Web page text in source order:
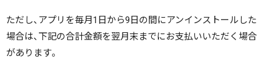
ただし、アプリを毎月1日から9日の間にアンインストールした
場合は、下記の合計金額を翌月末までにお支払いいただく場合
があります。